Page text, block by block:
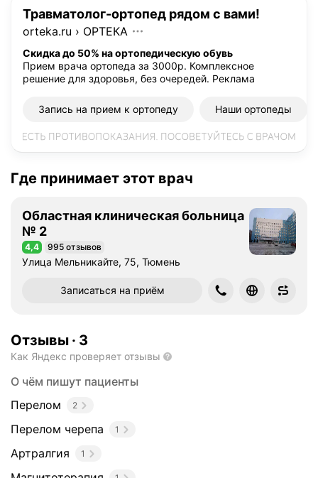
Травматолог-ортопед рядом с вами!
orteka.ru › ОРТЕКА
Скидка до 50% на ортопедическую обувь
Прием врача ортопеда за 3000р. Комплексное
решение для здоровья, без очередей. Реклама
Запись на прием к ортопеду Наши ортопеды
Где принимает этот врач
Областная клиническая больница
№ 2
Рейтинг 4,4 из 5
4,4 995 отзывов
Улица Мельникайте, 75, Тюмень
Записаться на приём
Отзывы · 3
Как Яндекс проверяет отзывы
О чём пишут пациенты
Перелом
2
Перелом черепа 1
Артралгия 1